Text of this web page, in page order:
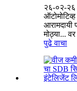
२६-०२-२६
मोठ्या...
पुढे वाचा